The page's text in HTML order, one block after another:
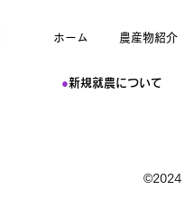
ホーム 農産物紹介
●新規就農について
©2024